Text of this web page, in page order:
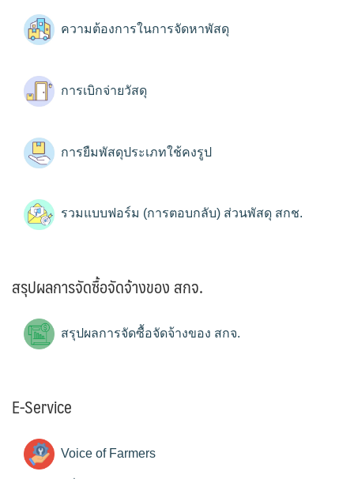
ความต้องการในการจัดหาพัสดุ
การเบิกจ่ายวัสดุ
การยืมพัสดุประเภทใช้คงรูป
รวมแบบฟอร์ม (การตอบกลับ) ส่วนพัสดุ สกช.
สรุปผลการจัดซื้อจัดจ้างของ สกจ.
สรุปผลการจัดซื้อจัดจ้างของ สกจ.
E-Service
Voice of Farmers